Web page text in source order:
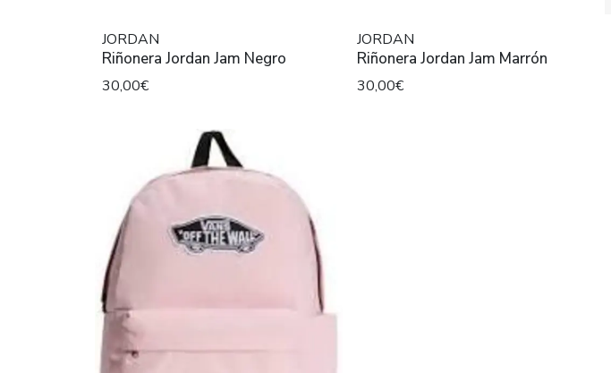
JORDAN
Riñonera Jordan Jam Negro
30,00€
JORDAN
Riñonera Jordan Jam Marrón
30,00€